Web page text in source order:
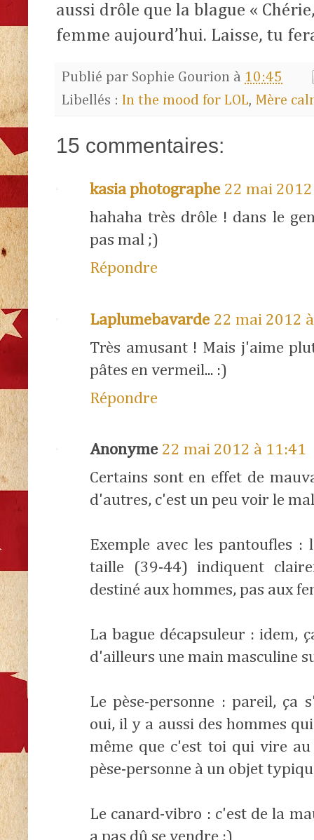
aussi drôle que la blague «
femme aujourd’hui. Laisse, tu
Publié par Sophie Gourion à 10:45
Libellés : In the mood for LOL, Mère
15 commentaires:
kasia photographe 22 mai
hahaha très drôle ! dans le
pas mal ;)
Répondre
Laplumebavarde 22 mai 2012
Très amusant ! Mais j'aime
pâtes en vermeil... :)
Répondre
Anonyme 22 mai 2012 à 11:41
Certains sont en effet de
d'autres, c'est un peu voir le
Exemple avec les pantoufles :
taille (39-44) indiquent
destiné aux hommes, pas aux
La bague décapsuleur : idem,
d'ailleurs une main masculine
Le pèse-personne : pareil, ça
oui, il y a aussi des hommes
même que c'est toi qui vire au
pèse-personne à un objet
Le canard-vibro : c'est de la